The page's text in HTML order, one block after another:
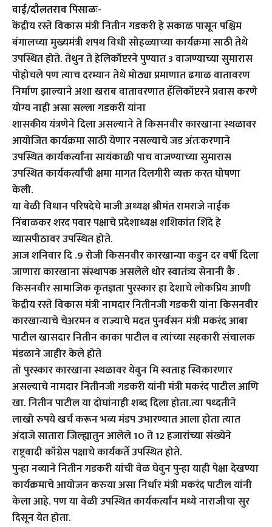
वाई/दौलतराव पिसाळः-
केंद्रीय रस्ते विकास मंत्री नितीन गडकरी हे सकाळ पासून पश्चिम
बंगालच्या मुख्यमंत्री शपथ विधी सोहळ्याच्या कार्यक्रमा साठी तेथे
उपस्थित होते. तेथुन ते हेलिकॉप्टरने पुण्यात 3 वाजण्याच्या सुमारास
पोहोचले पण त्याच दरम्यान तेथे मोठ्या प्रमाणात ढगाळ वातावरण
निर्माण झाल्याने अशा खराब वातावरणात हॅलिकॉप्टरने प्रवास करणे
योग्य नाही असा सल्ला गडकरी यांना
शासकीय यंत्रणेने दिला असल्याने ते किसनवीर कारखाना स्थळावर
आयोजित कार्यक्रमा साठी येणार नसल्याचे जड अंतःकरणाने
उपस्थित कार्यकर्त्यांना सायंकाळी पाच वाजण्याच्या सुमारास
उपस्थित कार्यकर्त्यांची क्षमा मागत दिलगीरी व्यक्त करत घोषणा
केली.
या वेळी विधान परिषदेचे माजी अध्यक्ष श्रीमंत रामराजे नाईक
निंबाळकर शरद पवार पक्षाचे प्रदेशाध्यक्ष शशिकांत शिंदे हे
व्यासपीठावर उपस्थित होते.
आज शनिवार दि .9 रोजी किसनवीर कारखान्या कडुन दर वर्षी दिला
जाणारा कारखाना संस्थापक असलेले थोर स्वातंत्र्य सेनानी कै .
किसनवीर सामाजिक कृतज्ञता पुरस्कार हा देशाचे लोकप्रिय आणी
केंद्रीय रस्ते विकास मंत्री नामदार नितीनजी गडकरी यांना किसनवीर
कारखान्याचे चेअरमन व राज्याचे मदत पुनर्वसन मंत्री मकरंद आबा
पाटील खासदार नितीन काका पाटील व त्यांच्या सहकारी संचालक
मंडळाने जाहीर केले होते
तो पुरस्कार कारखाना स्थळावर येवुन मि स्वताह स्विकारणार
असल्याचे नामदार नितीनजी गडकरी यांनी मंत्री मकरंद पाटील आणि
खा. नितीन पाटील या दोघांनाही शब्द दिला होता.त्या पध्दतीने
लाखो रुपये खर्च करून भव्य मंडप उभारण्यात आला होता त्यात
अंदाजे सातारा जिल्ह्यातुन आलेले 10 ते 12 हजारांच्या संख्येने
राष्ट्रवादी काँग्रेस पक्षाचे कार्यकर्ते उपस्थित होते.
पुन्हा नव्याने नितीन गडकरी यांची वेळ घेवुन पुन्हा याही पेक्षा देखण्या
कार्यक्रमाचे आयोजन करुया असा निर्धार मंत्री मकरंद पाटील यांनी
केला आहे. पण या वेळी उपस्थित कार्यकर्त्यांन मध्ये नाराजीचा सुर
दिसून येत होता.